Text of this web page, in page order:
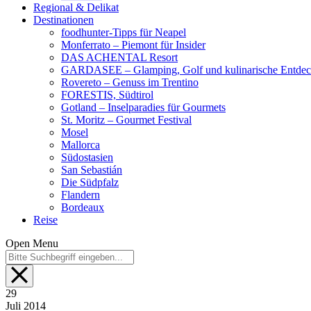
Regional & Delikat
Destinationen
foodhunter-Tipps für Neapel
Monferrato – Piemont für Insider
DAS ACHENTAL Resort
GARDASEE – Glamping, Golf und kulinarische
Rovereto – Genuss im Trentino
FORESTIS, Südtirol
Gotland – Inselparadies für Gourmets
St. Moritz – Gourmet Festival
Mosel
Mallorca
Südostasien
San Sebastián
Die Südpfalz
Flandern
Bordeaux
Reise
Open Menu
29
Juli 2014